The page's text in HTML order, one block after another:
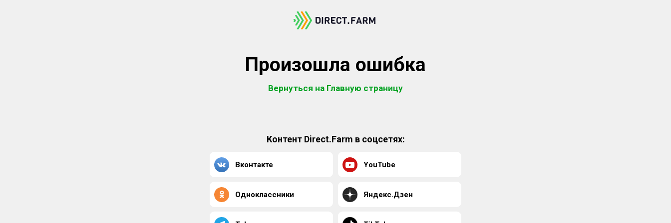
Произошла ошибка
Вернуться на Главную страницу
Контент Direct.Farm в соцсетях:
Вконтакте YouTube
Одноклассники Яндекс.Дзен